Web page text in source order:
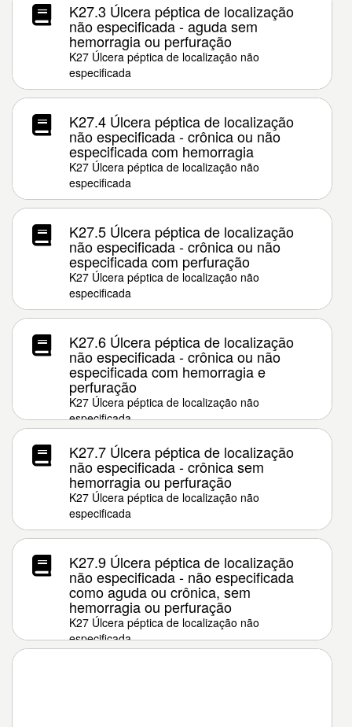
K27.3 Úlcera péptica de localização
não especificada - aguda sem
hemorragia ou perfuração
K27 Úlcera péptica de localização não
especificada
K27.4 Úlcera péptica de localização
não especificada - crônica ou não
especificada com hemorragia
K27 Úlcera péptica de localização não
especificada
K27.5 Úlcera péptica de localização
não especificada - crônica ou não
especificada com perfuração
K27 Úlcera péptica de localização não
especificada
K27.6 Úlcera péptica de localização
não especificada - crônica ou não
especificada com hemorragia e
perfuração
K27 Úlcera péptica de localização não
especificada
K27.7 Úlcera péptica de localização
não especificada - crônica sem
hemorragia ou perfuração
K27 Úlcera péptica de localização não
especificada
K27.9 Úlcera péptica de localização
não especificada - não especificada
como aguda ou crônica, sem
hemorragia ou perfuração
K27 Úlcera péptica de localização não
especificada